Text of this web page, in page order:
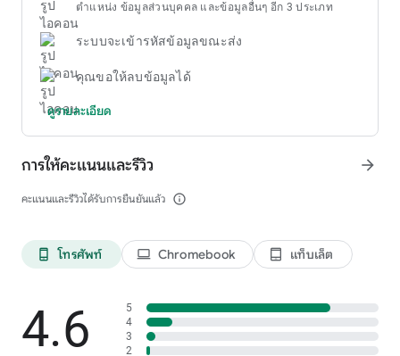
อันยาวนาน69th floorการวิจัยทางวิชาการเชิงลึกมีส่วนช่วยใน
การค้นหาวิธีการจัดการแข่งขันที่ปลอดภัยและมีมนุษยธรรมมาก
ขึ้น ขณะเดียวกันก็รักษาคุณค่าดั้งเดิมในบริบทสมัยใหม่ ความ
โปร่งใสของข้อมูลผ่านช่องทาง
กุญแจสำคัญสู่อนาคตของเรื่องนี้
ตำแหน่ง ข้อมูลส่วนบุคคล และข้อมูลอื่นๆ อีก 3 ประเภท
ระบบจะเข้ารหัสข้อมูลขณะส่ง
คุณขอให้ลบข้อมูลได้
ดูรายละเอียด
การให้คะแนนและรีวิว
คะแนนและรีวิวได้รับการยืนยันแล้ว info_outline
arrow_forward
phone_android โทรศัพท์ laptop Chromebook tablet_android แท็บเล็ต
4.6
5
4
3
2